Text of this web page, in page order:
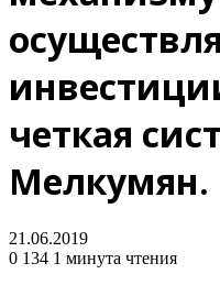
четкая
Мелкумян.
21.06.2019
0 134 1 минута чтения